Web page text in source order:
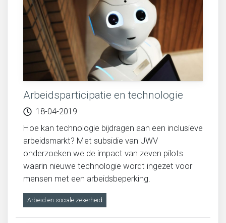
Arbeidsparticipatie en technologie
18-04-2019
Hoe kan technologie bijdragen aan een inclusieve
arbeidsmarkt? Met subsidie van UWV
onderzoeken we de impact van zeven pilots
waarin nieuwe technologie wordt ingezet voor
mensen met een arbeidsbeperking.
Arbeid en sociale zekerheid